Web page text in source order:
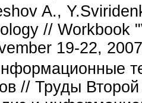
A.,
// Workbook
19-22,
// Труды